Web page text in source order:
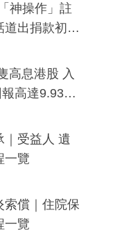
神操作」註
道出捐款初
段
高息港股 入
高達9.93
｜受益人 遺
一覽
索償｜住院保
一覽